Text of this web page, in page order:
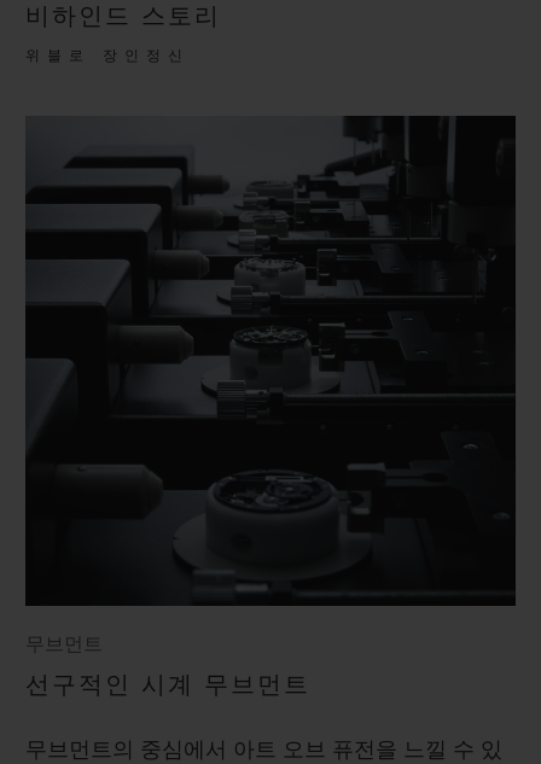
비하인드 스토리
위블로 장인정신
무브먼트
선구적인 시계 무브먼트
무브먼트의 중심에서 아트 오브 퓨전을 느낄 수 있